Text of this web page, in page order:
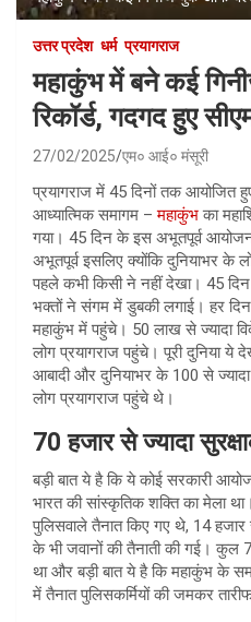
उत्तर प्रदेश धर्म प्रयागराज
महाकुंभ में बने कई
रिकॉर्ड, गदगद हुए
27/02/2025 एम० आई० मंसूरी
प्रयागराज में 45 दिनों तक आयोजित
आध्यात्मिक समागम –महाकुंभका
गया। 45 दिन के इस अभूतपूर्व आयोजन
अभूतपूर्व इसलिए क्योंकि दुनियाभर के
पहले कभी किसी ने नहीं देखा। 45
भक्तों ने संगम में डुबकी लगाई। हर दिन
महाकुंभ में पहुंचे। 50 लाख से ज्यादा
लोग प्रयागराज पहुंचे। पूरी दुनिया ये
आबादी और दुनियाभर के 100 से
लोग प्रयागराज पहुंचे थे।
70 हजार से ज्यादा
बड़ी बात ये है कि ये कोई सरकारी
भारत की सांस्कृतिक शक्ति का मेला
पुलिसवाले तैनात किए गए थे, 14 हजार
के भी जवानों की तैनाती की गई। कुल
था और बड़ी बात ये है कि महाकुंभ के
में तैनात पुलिसकर्मियों की जमकर